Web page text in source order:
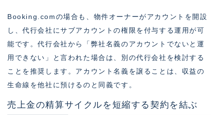
Booking.comの場合も、物件オーナーがアカウントを開設
し、代行会社にサブアカウントの権限を付与する運用が可
能です。代行会社から「弊社名義のアカウントでないと運
用できない」と言われた場合は、別の代行会社を検討する
ことを推奨します。アカウント名義を譲ることは、収益の
生命線を他社に預けるのと同義です。
売上金の精算サイクルを短縮する契約を結ぶ